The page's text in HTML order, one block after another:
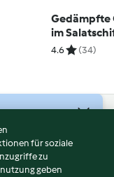
Gedämpfte
im
mit
4.6 (34)
für soziale
zu
geben